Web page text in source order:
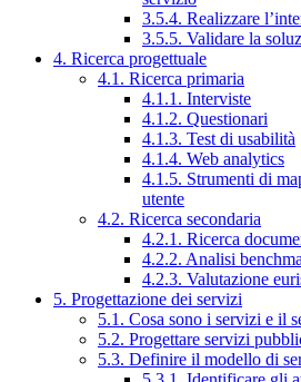
3.5.4. Realizzare
3.5.5. Validare la
4. Ricerca progettuale
4.1. Ricerca primaria
4.1.1. Interviste
4.1.2. Questionari
4.1.3. Test di usabilità
4.1.4. Web analytics
4.1.5. Strumenti di
utente
4.2. Ricerca secondaria
4.2.1. Ricerca
4.2.2. Analisi
4.2.3. Valutazione
5. Progettazione dei servizi
5.1. Cosa sono i servizi e il
5.2. Progettare servizi
5.3. Definire il modello di